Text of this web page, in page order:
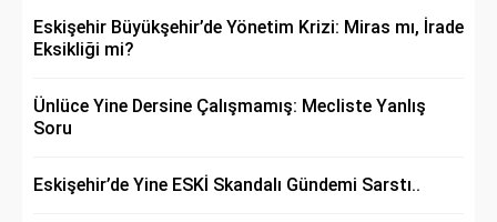
Eskişehir Büyükşehir’de Yönetim Krizi: Miras mı, İrade
Eksikliği mi?
Ünlüce Yine Dersine Çalışmamış: Mecliste Yanlış
Soru
Eskişehir’de Yine ESKİ Skandalı Gündemi Sarstı..